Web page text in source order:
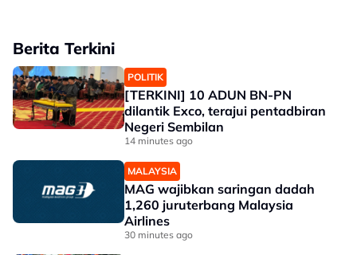
Berita Terkini
POLITIK
[TERKINI] 10 ADUN BN-PN
dilantik Exco, terajui pentadbiran
Negeri Sembilan
14 minutes ago
MALAYSIA
MAG wajibkan saringan dadah
1,260 juruterbang Malaysia
Airlines
30 minutes ago